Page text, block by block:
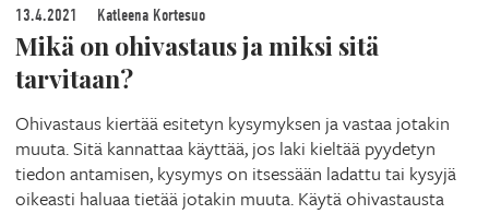
13.4.2021 Katleena Kortesuo
Mikä on ohivastaus ja miksi sitä
tarvitaan?
Ohivastaus kiertää esitetyn kysymyksen ja vastaa jotakin
muuta. Sitä kannattaa käyttää, jos laki kieltää pyydetyn
tiedon antamisen, kysymys on itsessään ladattu tai kysyjä
oikeasti haluaa tietää jotakin muuta. Käytä ohivastausta